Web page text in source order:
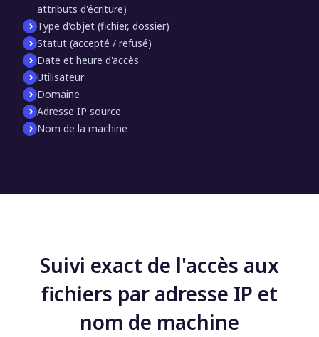
attributs d'écriture)
Type d'objet (fichier, dossier)
Statut (accepté / refusé)
Date et heure d'accès
Utilisateur
Domaine
Adresse IP source
Nom de la machine
Suivi exact de l'accès aux
fichiers par adresse IP et
nom de machine